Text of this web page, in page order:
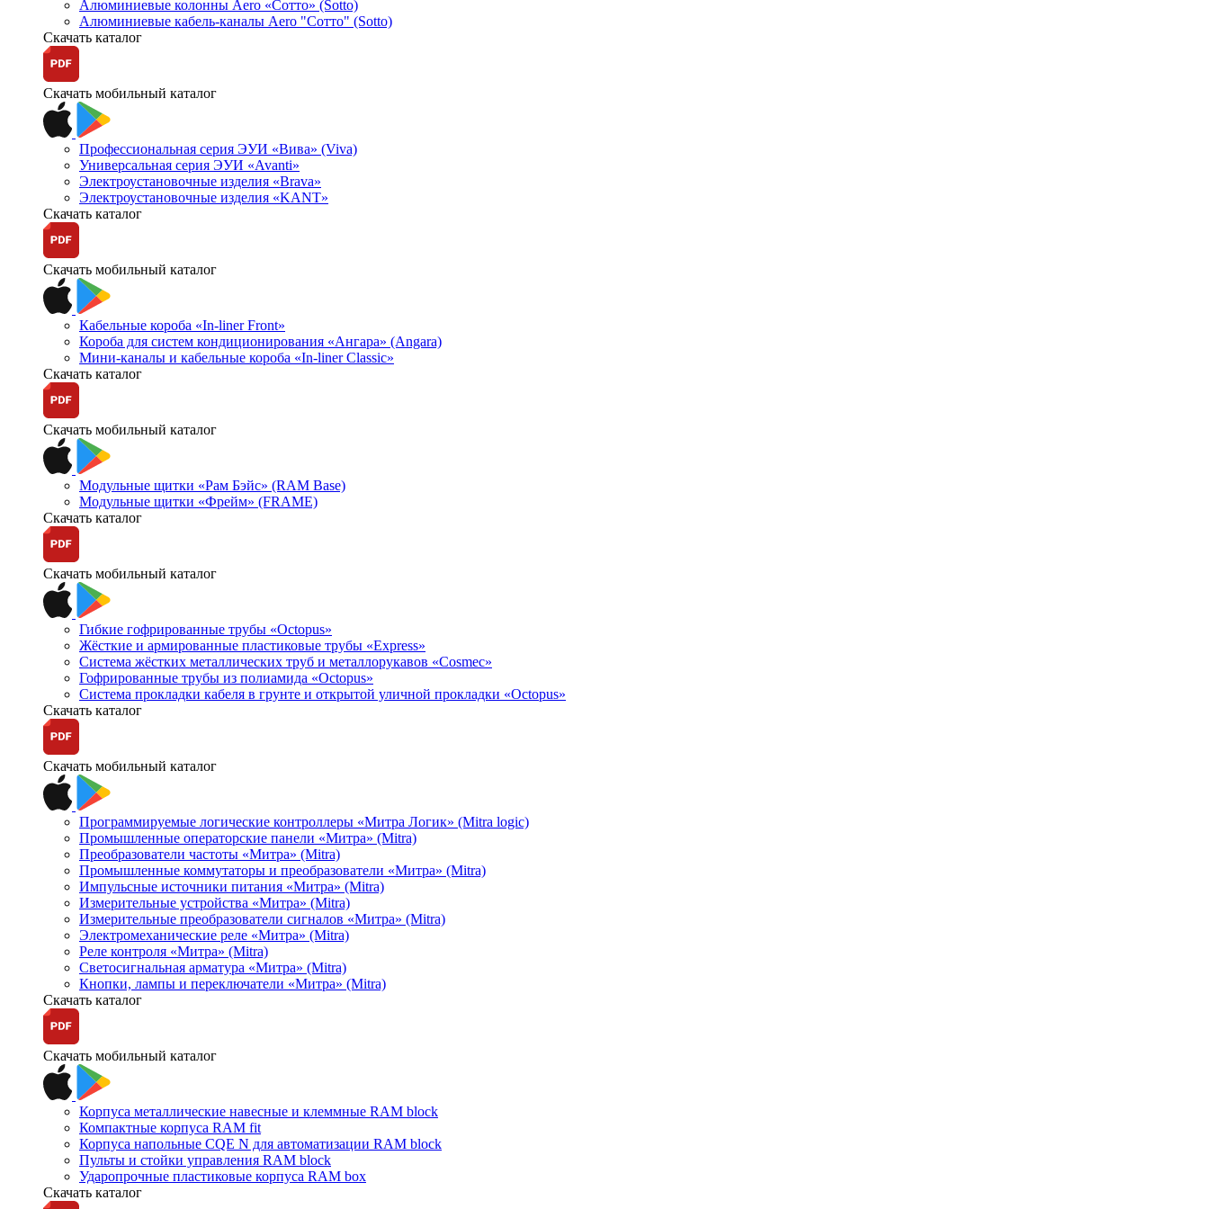
Алюминиевые колонны Aero «Сотто» (Sotto)
Алюминиевые кабель-каналы Aero "Сотто" (Sotto)
Скачать каталог
Скачать мобильный каталог
Профессиональная серия ЭУИ «Вива» (Viva)
Универсальная серия ЭУИ «Avanti»
Электроустановочные изделия «Brava»
Электроустановочные изделия «KANT»
Скачать каталог
Скачать мобильный каталог
Кабельные короба «In-liner Front»
Короба для систем кондиционирования «Ангара» (Angara)
Мини-каналы и кабельные короба «In-liner Classic»
Скачать каталог
Скачать мобильный каталог
Модульные щитки «Рам Бэйс» (RAM Base)
Модульные щитки «Фрейм» (FRAME)
Скачать каталог
Скачать мобильный каталог
Гибкие гофрированные трубы «Octopus»
Жёсткие и армированные пластиковые трубы «Express»
Система жёстких металлических труб и металлорукавов «Cosmec»
Гофрированные трубы из полиамида «Octopus»
Система прокладки кабеля в грунте и открытой уличной прокладки «Octopus»
Скачать каталог
Скачать мобильный каталог
Программируемые логические контроллеры «Митра Логик» (Mitra logic)
Промышленные операторские панели «Митра» (Mitra)
Преобразователи частоты «Митра» (Mitra)
Промышленные коммутаторы и преобразователи «Митра» (Mitra)
Импульсные источники питания «Митра» (Mitra)
Измерительные устройства «Митра» (Mitra)
Измерительные преобразователи сигналов «Митра» (Mitra)
Электромеханические реле «Митра» (Mitra)
Реле контроля «Митра» (Mitra)
Светосигнальная арматура «Митра» (Mitra)
Кнопки, лампы и переключатели «Митра» (Mitra)
Скачать каталог
Скачать мобильный каталог
Корпуса металлические навесные и клеммные RAM block
Компактные корпуса RAM fit
Корпуса напольные CQE N для автоматизации RAM block
Пульты и стойки управления RAM block
Ударопрочные пластиковые корпуса RAM box
Скачать каталог